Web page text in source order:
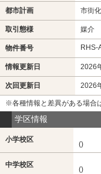
都市計画 市街
取引態様 媒介
物件番号 RHS-
情報更新日 2026
次回更新日 2026
※各種情報と差異がある場合
学区情報
小学校区
()
中学校区
()